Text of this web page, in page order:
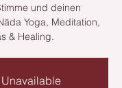
und deinen
Yoga, Meditation,
& Healing.